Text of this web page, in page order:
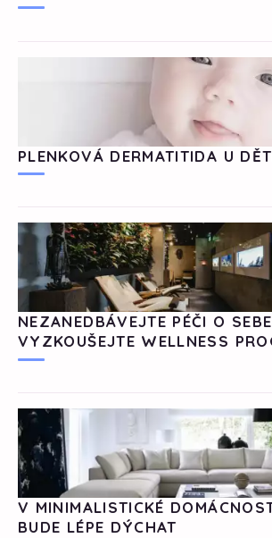
PLENKOVÁ DERMATITIDA U
NEZANEDBÁVEJTE PÉČI O
VYZKOUŠEJTE WELLNESS
V MINIMALISTICKÉ
BUDE LÉPE DÝCHAT